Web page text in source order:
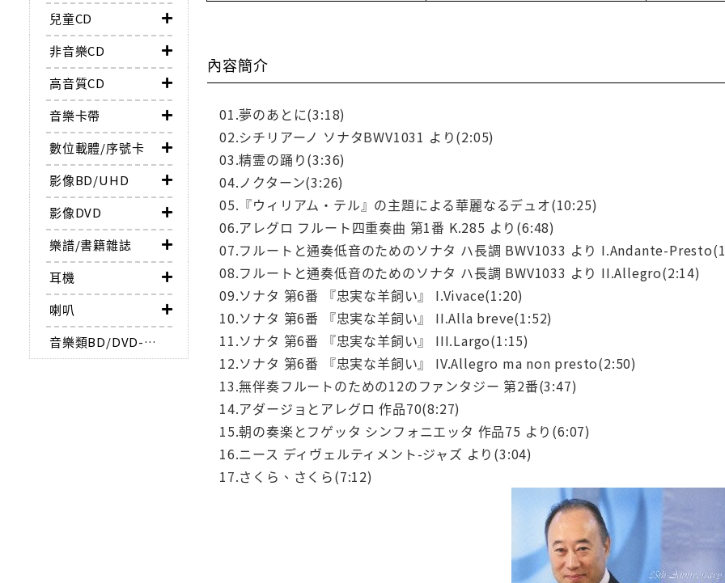
兒童CD
非音樂CD
高音質CD
音樂卡帶
數位載體/序號卡
影像BD/UHD
影像DVD
樂譜/書籍雜誌
耳機
喇叭
音樂類BD/DVD-AUDIO
內容簡介
01.夢のあとに(3:18)
02.シチリアーノ ソナタBWV1031 より(2:05)
03.精霊の踊り(3:36)
04.ノクターン(3:26)
05.『ウィリアム・テル』の主題による華麗なるデュオ(10:25)
06.アレグロ フルート四重奏曲 第1番 K.285 より(6:48)
07.フルートと通奏低音のためのソナタ ハ長調 BWV1033 より I.Andante-
08.フルートと通奏低音のためのソナタ ハ長調 BWV1033 より II.Allegro(2:14)
09.ソナタ 第6番 『忠実な羊飼い』 I.Vivace(1:20)
10.ソナタ 第6番 『忠実な羊飼い』 II.Alla breve(1:52)
11.ソナタ 第6番 『忠実な羊飼い』 III.Largo(1:15)
12.ソナタ 第6番 『忠実な羊飼い』 IV.Allegro ma non presto(2:50)
13.無伴奏フルートのための12のファンタジー 第2番(3:47)
14.アダージョとアレグロ 作品70(8:27)
15.朝の奏楽とフゲッタ シンフォニエッタ 作品75 より(6:07)
16.ニース ディヴェルティメント-ジャズ より(3:04)
17.さくら、さくら(7:12)